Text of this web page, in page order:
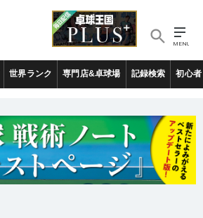
世界ランク 専門店&卓球場 記録検索 初心者